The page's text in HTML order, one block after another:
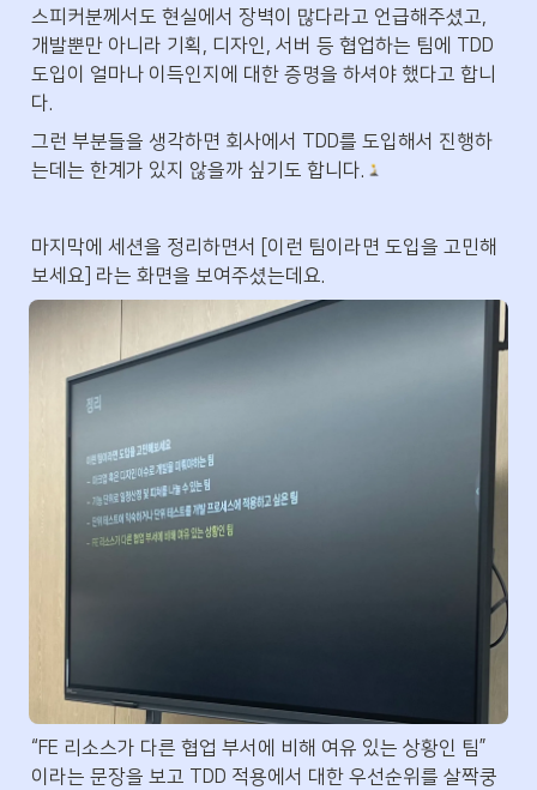
스피커분께서도 현실에서 장벽이 많다라고 언급해주셨고,
개발뿐만 아니라 기획, 디자인, 서버 등 협업하는 팀에 TDD
도입이 얼마나 이득인지에 대한 증명을 하셔야 했다고 합니
다.
그런 부분들을 생각하면 회사에서 TDD를 도입해서 진행하
는데는 한계가 있지 않을까 싶기도 합니다.
마지막에 세션을 정리하면서 [이런 팀이라면 도입을 고민해
보세요] 라는 화면을 보여주셨는데요.
“FE 리소스가 다른 협업 부서에 비해 여유 있는 상황인 팀”
이라는 문장을 보고 TDD 적용에서 대한 우선순위를 살짝쿵